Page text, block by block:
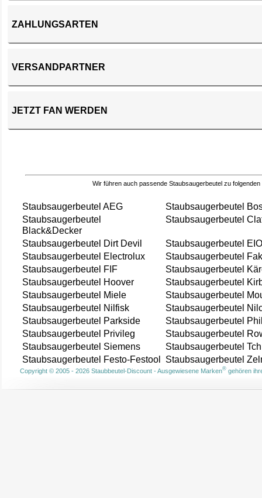
ZAHLUNGSARTEN
VERSANDPARTNER
JETZT FAN WERDEN
Wir führen auch passende Staubsaugerbeutel zu folgenden
Staubsaugerbeutel AEG
Staubsaugerbeutel
Staubsaugerbeutel
Black&Decker
Staubsaugerbeutel
Staubsaugerbeutel Dirt Devil
Staubsaugerbeutel
Staubsaugerbeutel Electrolux
Staubsaugerbeutel
Staubsaugerbeutel FIF
Staubsaugerbeutel
Staubsaugerbeutel Hoover
Staubsaugerbeutel
Staubsaugerbeutel Miele
Staubsaugerbeutel
Staubsaugerbeutel Nilfisk
Staubsaugerbeutel
Staubsaugerbeutel Parkside
Staubsaugerbeutel
Staubsaugerbeutel Privileg
Staubsaugerbeutel
Staubsaugerbeutel Siemens
Staubsaugerbeutel
Staubsaugerbeutel Festo-Festool
Staubsaugerbeutel
Copyright © 2005 - 2026 Staubbeutel-Discount - Ausgewiesene Marken®gehören